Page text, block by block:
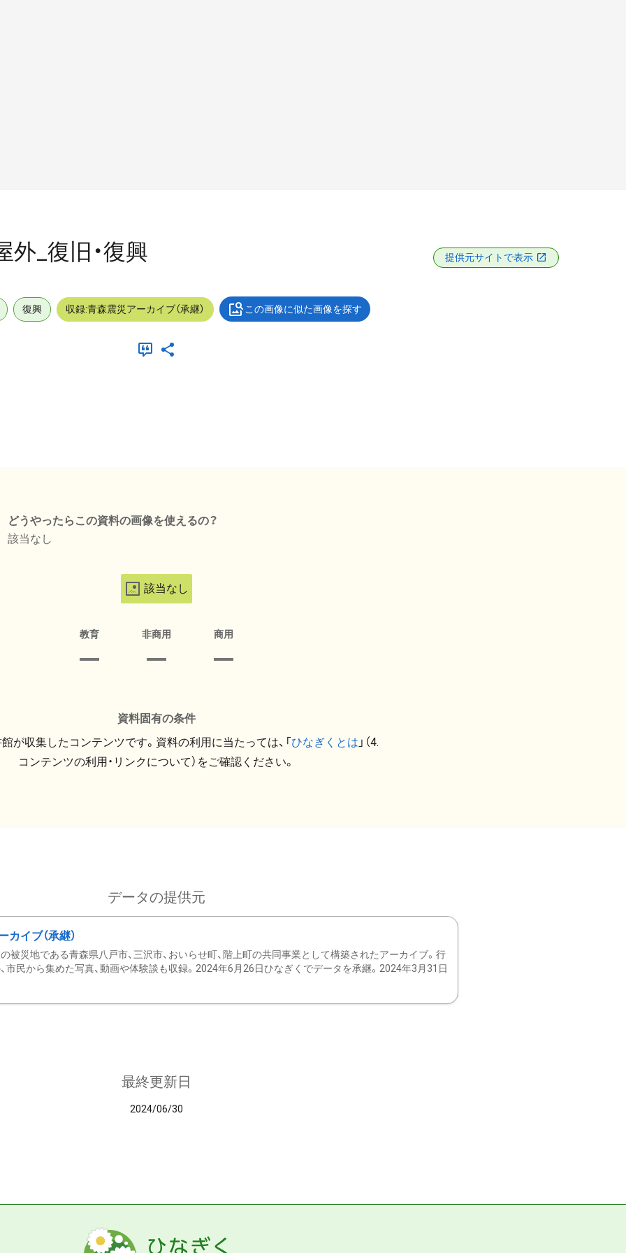
_復旧・復興 提供元サイトで表示
復興 収録:青森震災アーカイブ（承継） この画像に似た画像を探す
どうやったらこの資料の画像を使えるの？
該当なし
該当なし
教育 非商用 商用
資料固有の条件
が収集したコンテンツです。資料の利用に当たっては、「ひなぎくとは 」（4.
コンテンツの利用・リンクについて）をご確認ください。
データの提供元
イブ（承継）
被災地である青森県八戸市、三沢市、おいらせ町、階上町の共同事業として構築されたアーカイブ。行
市民から集めた写真、動画や体験談も収録。2024年6月26日ひなぎくでデータを承継。2024年3月31日
最終更新日
2024/06/30